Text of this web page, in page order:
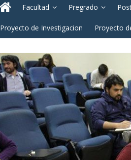
Facultad Pregrado
Proyecto de Investigacion Proyecto